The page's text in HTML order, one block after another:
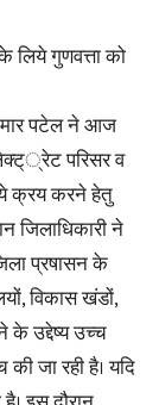
लिये गुणवत्ता को
पटेल ने आज
परिसर व
क्रय करने हेतु
जिलाधिकारी ने
प्रषासन के
विकास खंडों,
उद्देष्य उच्च
जा रही है। यदि